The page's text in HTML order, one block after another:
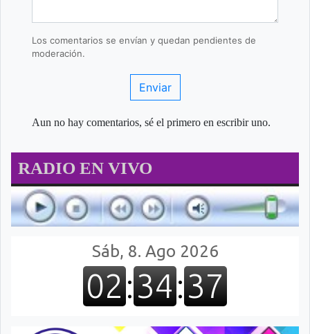
Los comentarios se envían y quedan pendientes de
moderación.
Enviar
Aun no hay comentarios, sé el primero en escribir uno.
RADIO EN VIVO